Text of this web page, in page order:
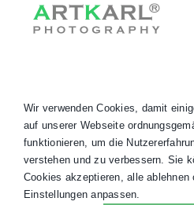
Copyright 2020 - 2026 ©
Impressum•Widerruf •
Wir verwenden Cookies, damit
auf unserer Webseite
funktionieren, um die
verstehen und zu verbessern. Sie
Cookies akzeptieren, alle ablehnen
Einstellungen anpassen.